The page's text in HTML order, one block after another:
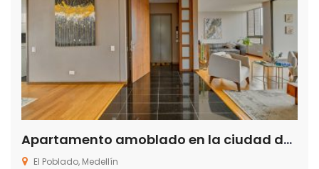
Apartamento amoblado en la ciudad de Medellín Antioquia
El Poblado, Medellín